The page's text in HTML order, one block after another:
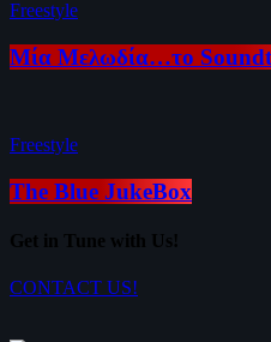
Freestyle
Μία Μελωδία…το
Freestyle
The Blue JukeBox
Get in Tune with Us!
CONTACT US!